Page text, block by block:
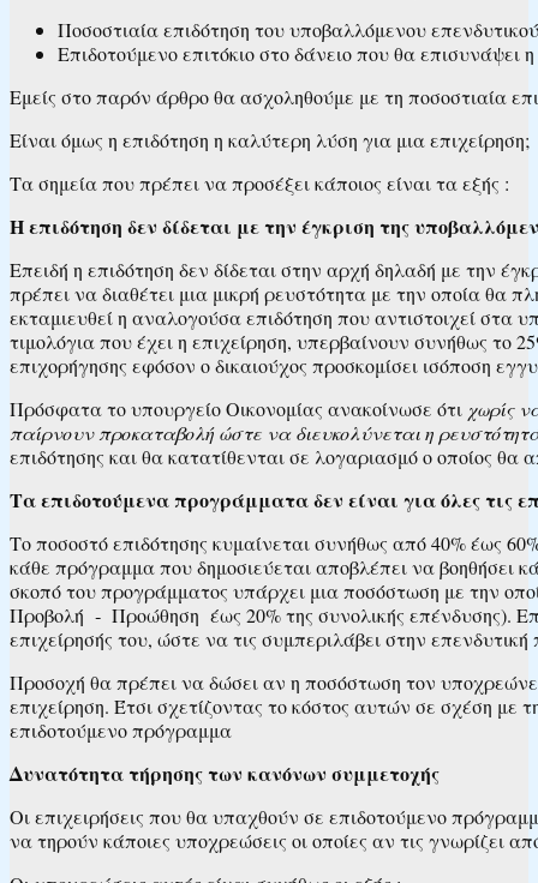
Ποσοστιαία επιδότηση του υποβαλλόμενου
Επιδοτούμενο επιτόκιο στο δάνειο που θα επισυνάψει η
Εμείς στο παρόν άρθρο θα ασχοληθούμε με τη ποσοστιαία
Είναι όμως η επιδότηση η καλύτερη λύση για μια επιχείρηση;
Τα σημεία που πρέπει να προσέξει κάποιος είναι τα εξής :
Η επιδότηση δεν δίδεται με την έγκριση της
Επειδή η επιδότηση δεν δίδεται στην αρχή δηλαδή με την
πρέπει να διαθέτει μια μικρή ρευστότητα με την οποία
εκταμιευθεί η αναλογούσα επιδότηση που αντιστοιχεί στα
τιμολόγια που έχει η επιχείρηση, υπερβαίνουν συνήθως το
επιχορήγησης εφόσον ο δικαιούχος προσκομίσει ισόποση
Πρόσφατα το υπουργείο Οικονομίας ανακοίνωσε ότι χωρίς
παίρνουν προκαταβολή ώστε να διευκολύνεται η
επιδότησης και θα κατατίθενται σε λογαριασμό ο οποίος
Τα επιδοτούμενα προγράμματα δεν είναι για όλες τις
Το ποσοστό επιδότησης κυμαίνεται συνήθως από 40% έως
κάθε πρόγραμμα που δημοσιεύεται αποβλέπει να βοηθήσει
σκοπό του προγράμματος υπάρχει μια ποσόστωση με την
Προβολή ‐ Προώθηση έως 20% της συνολικής επένδυσης).
επιχείρησής του, ώστε να τις συμπεριλάβει στην
Προσοχή θα πρέπει να δώσει αν η ποσόστωση τον
επιχείρηση. Έτσι σχετίζοντας το κόστος αυτών σε σχέση
επιδοτούμενο πρόγραμμα
Δυνατότητα τήρησης των κανόνων συμμετοχής
Οι επιχειρήσεις που θα υπαχθούν σε επιδοτούμενο
να τηρούν κάποιες υποχρεώσεις οι οποίες αν τις γνωρίζει